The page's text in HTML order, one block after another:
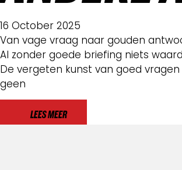
16 October 2025
Van vage vraag naar gouden
AI zonder goede briefing niets
De vergeten kunst van goed vragen
geen
LEES MEER